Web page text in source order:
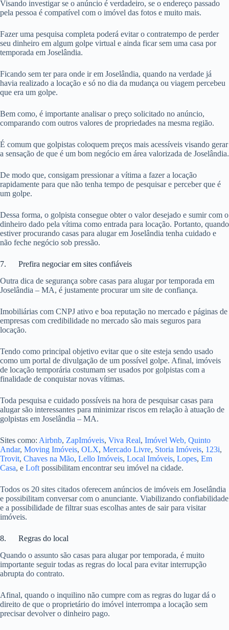
Visando investigar se o anúncio é verdadeiro, se o endereço passado
pela pessoa é compatível com o imóvel das fotos e muito mais.
Fazer uma pesquisa completa poderá evitar o contratempo de perder
seu dinheiro em algum golpe virtual e ainda ficar sem uma casa por
temporada em Joselândia.
Ficando sem ter para onde ir em Joselândia, quando na verdade já
havia realizado a locação e só no dia da mudança ou viagem percebeu
que era um golpe.
Bem como, é importante analisar o preço solicitado no anúncio,
comparando com outros valores de propriedades na mesma região.
É comum que golpistas coloquem preços mais acessíveis visando gerar
a sensação de que é um bom negócio em área valorizada de Joselândia.
De modo que, consigam pressionar a vítima a fazer a locação
rapidamente para que não tenha tempo de pesquisar e perceber que é
um golpe.
Dessa forma, o golpista consegue obter o valor desejado e sumir com o
dinheiro dado pela vítima como entrada para locação. Portanto, quando
estiver procurando casas para alugar em Joselândia tenha cuidado e
não feche negócio sob pressão.
7. Prefira negociar em sites confiáveis
Outra dica de segurança sobre casas para alugar por temporada em
Joselândia – MA, é justamente procurar um site de confiança.
Imobiliárias com CNPJ ativo e boa reputação no mercado e páginas de
empresas com credibilidade no mercado são mais seguros para
locação.
Tendo como principal objetivo evitar que o site esteja sendo usado
como um portal de divulgação de um possível golpe. Afinal, imóveis
de locação temporária costumam ser usados por golpistas com a
finalidade de conquistar novas vítimas.
Toda pesquisa e cuidado possíveis na hora de pesquisar casas para
alugar são interessantes para minimizar riscos em relação à atuação de
golpistas em Joselândia – MA.
Sites como: Airbnb, ZapImóveis, Viva Real, Imóvel Web, Quinto
Andar, Moving Imóveis, OLX, Mercado Livre, Storia Imóveis, 123i,
Trovit, Chaves na Mão, Lello Imóveis, Local Imóveis, Lopes, Em
Casa, e Loft possibilitam encontrar seu imóvel na cidade.
Todos os 20 sites citados oferecem anúncios de imóveis em Joselândia
e possibilitam conversar com o anunciante. Viabilizando confiabilidade
e a possibilidade de filtrar suas escolhas antes de sair para visitar
imóveis.
8. Regras do local
Quando o assunto são casas para alugar por temporada, é muito
importante seguir todas as regras do local para evitar interrupção
abrupta do contrato.
Afinal, quando o inquilino não cumpre com as regras do lugar dá o
direito de que o proprietário do imóvel interrompa a locação sem
precisar devolver o dinheiro pago.